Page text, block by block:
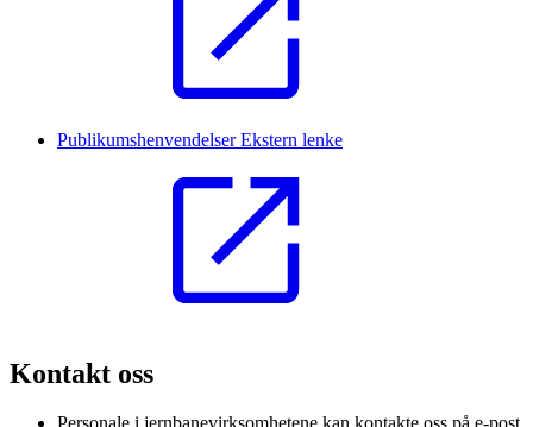
PublikumshenvendelserEkstern lenke
Kontakt oss